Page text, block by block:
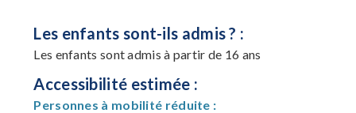
Les enfants sont-ils admis ? :
Les enfants sont admis à partir de 16 ans
Accessibilité estimée :
Personnes à mobilité réduite :